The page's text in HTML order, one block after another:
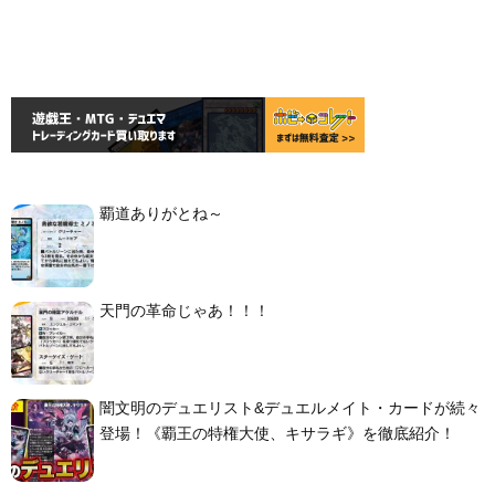
覇道ありがとね～
天門の革命じゃあ！！！
闇文明のデュエリスト&デュエルメイト・カードが続々
登場！《覇王の特権大使、キサラギ》を徹底紹介！